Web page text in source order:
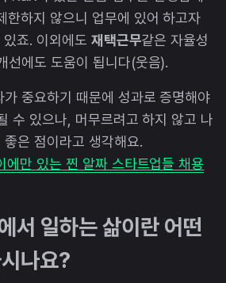
한하지 않으니 업무에 있어 하고자
죠. 이외에도 재택근무같은 자율성
선에도 도움이 됩니다(웃음).
중요하기 때문에 성과로 증명해야
수 있으나, 머무르려고 하지 않고 나
은 점이라고 생각해요.
만 있는 찐 알짜 스타트업들 채용
서 일하는 삶이란 어떤
나요?